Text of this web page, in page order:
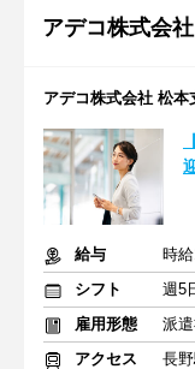
アデコ株式会社
アデコ株式会社 松本
給与
時
シフト
週5
雇用形態
派
アクセス
長